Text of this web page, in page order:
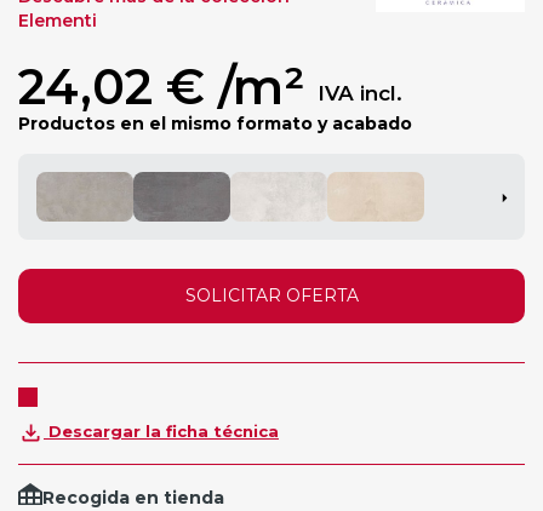
Elementi
24,02 € /m² IVA incl.
Productos en el mismo formato y acabado
SOLICITAR OFERTA
Descargar la ficha técnica
Recogida en tienda